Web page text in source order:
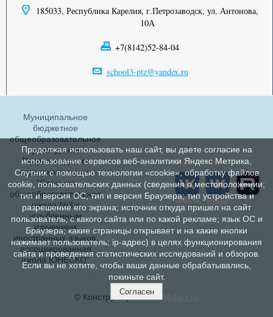
185033, Республика Карелия, г.Петрозаводск, ул. Антонова,
10А
+7(8142)52-84-04
school3-ptz@yandex.ru
Муниципальное
бюджетное
общеобразовательное
учреждение
Петрозаводского
городского округа
"Средняя
общеобразовательная
школа №3 с
углубленным
изучением
иностранных языков,
ассоциированная
школа ЮНЕСКО"
© Конструктор сайтов Nubex.ru
Продолжая использовать наш сайт, вы даете согласие на
использование сервисов веб-аналитики Яндекс Метрика,
Спутник с помощью технологии «cookie», обработку файлов
cookie, пользовательских данных (сведения о местоположении;
тип и версия ОС; тип и версия Браузера; тип устройства и
разрешение его экрана; источник откуда пришел на сайт
пользователь; с какого сайта или по какой рекламе; язык ОС и
Браузера; какие страницы открывает и на какие кнопки
нажимает пользователь; ip-адрес) в целях функционирования
сайта и проведения статистических исследований и обзоров.
Если вы не хотите, чтобы ваши данные обрабатывались,
покиньте сайт.
Согласен